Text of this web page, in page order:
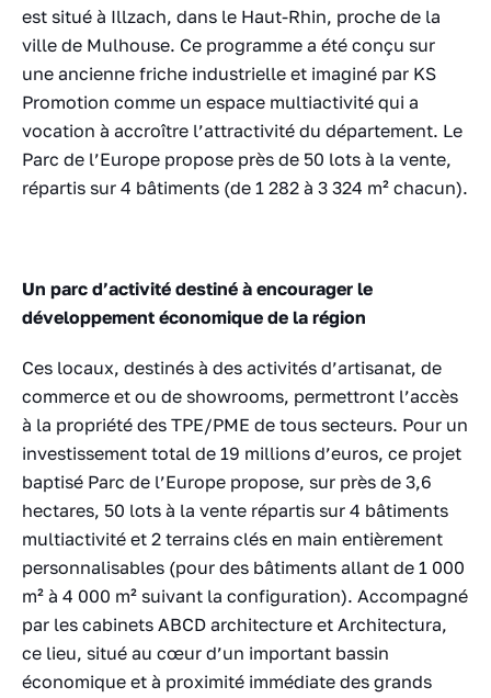
est situé à Illzach, dans le Haut-Rhin, proche de la
ville de Mulhouse. Ce programme a été conçu sur
une ancienne friche industrielle et imaginé par KS
Promotion comme un espace multiactivité qui a
vocation à accroître l’attractivité du département. Le
Parc de l’Europe propose près de 50 lots à la vente,
répartis sur 4 bâtiments (de 1 282 à 3 324 m² chacun).
Un parc d’activité destiné à encourager le
développement économique de la région
Ces locaux, destinés à des activités d’artisanat, de
commerce et ou de showrooms, permettront l’accès
à la propriété des TPE/PME de tous secteurs. Pour un
investissement total de 19 millions d’euros, ce projet
baptisé Parc de l’Europe propose, sur près de 3,6
hectares, 50 lots à la vente répartis sur 4 bâtiments
multiactivité et 2 terrains clés en main entièrement
personnalisables (pour des bâtiments allant de 1 000
m² à 4 000 m² suivant la configuration). Accompagné
par les cabinets ABCD architecture et Architectura,
ce lieu, situé au cœur d’un important bassin
économique et à proximité immédiate des grands